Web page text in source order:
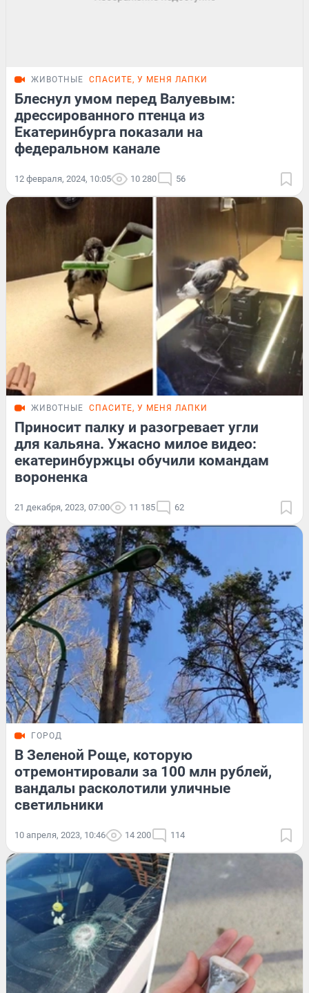
ЖИВОТНЫЕ СПАСИТЕ, У МЕНЯ ЛАПКИ
Блеснул умом перед Валуевым:
дрессированного птенца из
Екатеринбурга показали на
федеральном канале
12 февраля, 2024, 10:05 10 280 56
ЖИВОТНЫЕ СПАСИТЕ, У МЕНЯ ЛАПКИ
Приносит палку и разогревает угли
для кальяна. Ужасно милое видео:
екатеринбуржцы обучили командам
вороненка
21 декабря, 2023, 07:00 11 185 62
ГОРОД
В Зеленой Роще, которую
отремонтировали за 100 млн рублей,
вандалы расколотили уличные
светильники
10 апреля, 2023, 10:46 14 200 114